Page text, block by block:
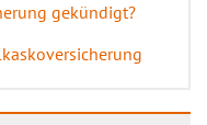
gekündigt?